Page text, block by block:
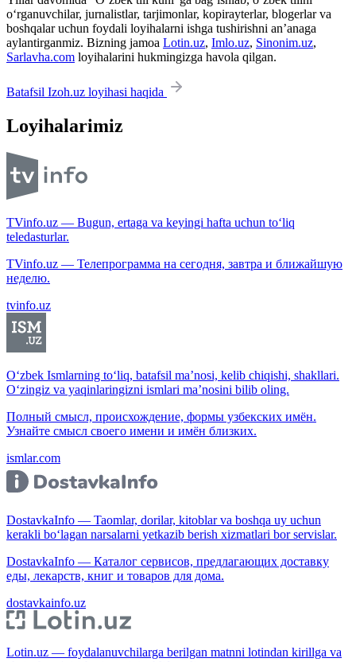
o‘rganuvchilar, jurnalistlar, tarjimonlar, kopirayterlar, blogerlar va
boshqalar uchun foydali loyihalarni ishga tushirishni an’anaga
aylantirganmiz. Bizning jamoa Lotin.uz, Imlo.uz, Sinonim.uz,
Sarlavha.com loyihalarini hukmingizga havola qilgan.
Batafsil Izoh.uz loyihasi haqida
Loyihalarimiz
TVinfo.uz — Bugun, ertaga va keyingi hafta uchun to‘liq
teledasturlar.
TVinfo.uz — Телепрограмма на сегодня, завтра и ближайшую
неделю.
tvinfo.uz
O‘zbek Ismlarning to‘liq, batafsil ma’nosi, kelib chiqishi, shakllari.
O‘zingiz va yaqinlaringizni ismlari ma’nosini bilib oling.
Полный смысл, происхождение, формы узбекских имён.
Узнайте смысл своего имени и имён близких.
ismlar.com
DostavkaInfo — Taomlar, dorilar, kitoblar va boshqa uy uchun
kerakli bo‘lagan narsalarni yetkazib berish xizmatlari bor servislar.
DostavkaInfo — Каталог сервисов, предлагающих доставку
еды, лекарств, книг и товаров для дома.
dostavkainfo.uz
Lotin.uz — foydalanuvchilarga berilgan matnni lotindan kirillga va